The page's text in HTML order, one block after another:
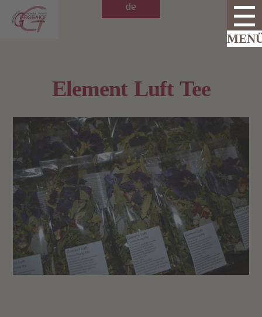
de
Element Luft Tee